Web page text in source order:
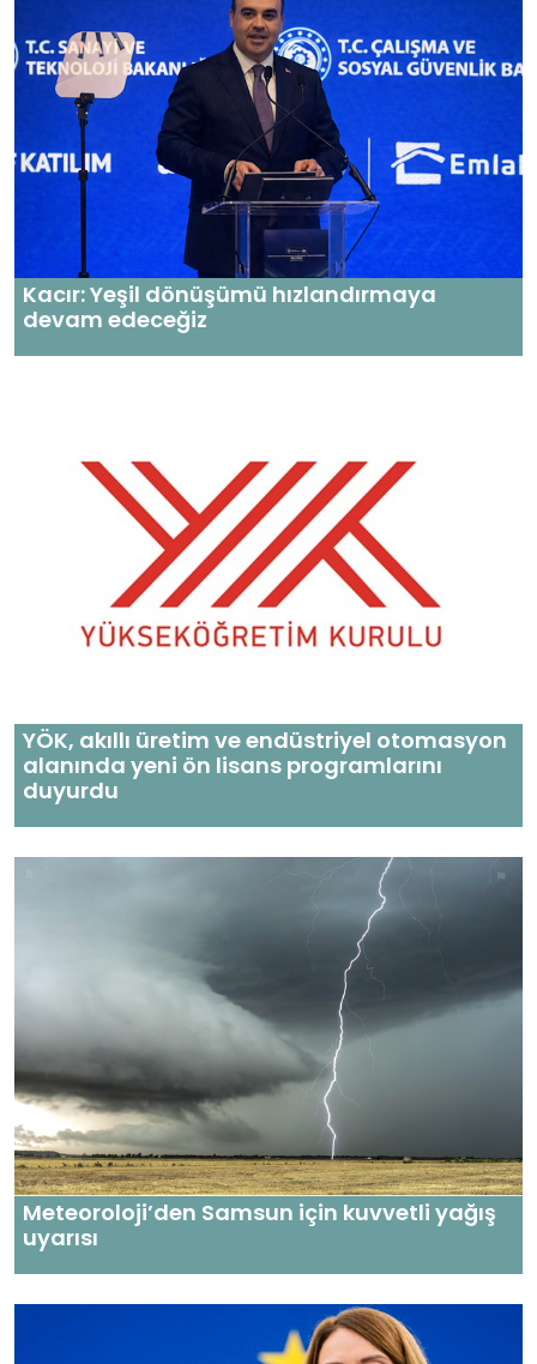
Kacır: Yeşil dönüşümü hızlandırmaya
devam edeceğiz
YÖK, akıllı üretim ve endüstriyel otomasyon
alanında yeni ön lisans programlarını
duyurdu
Meteoroloji’den Samsun için kuvvetli yağış
uyarısı